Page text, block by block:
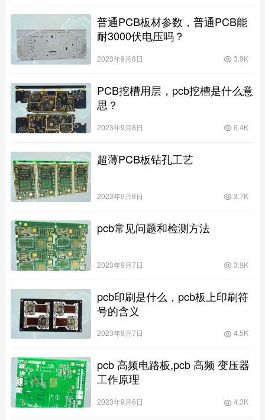
普通PCB板材参数，普通PCB能
耐3000伏电压吗？
2023年9月8日 3.9K
PCB挖槽用层，pcb挖槽是什么意
思？
2023年9月8日 6.4K
超薄PCB板钻孔工艺
2023年9月8日 3.7K
pcb常见问题和检测方法
2023年9月7日 3.9K
pcb印刷是什么，pcb板上印刷符
号的含义
2023年9月7日 4.5K
pcb 高频电路板,pcb 高频 变压器
工作原理
2023年9月6日 4.3K